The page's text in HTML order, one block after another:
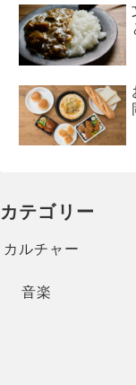
カテゴリー
カルチャー
音楽